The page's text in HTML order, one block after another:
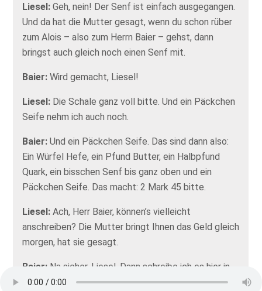
Liesel: Geh, nein! Der Senf ist einfach ausgegangen.
Und da hat die Mutter gesagt, wenn du schon rüber
zum Alois – also zum Herrn Baier – gehst, dann
bringst auch gleich noch einen Senf mit.
Baier: Wird gemacht, Liesel!
Liesel: Die Schale ganz voll bitte. Und ein Päckchen
Seife nehm ich auch noch.
Baier: Und ein Päckchen Seife. Das sind dann also:
Ein Würfel Hefe, ein Pfund Butter, ein Halbpfund
Quark, ein bisschen Senf bis ganz oben und ein
Päckchen Seife. Das macht: 2 Mark 45 bitte.
Liesel: Ach, Herr Baier, können’s vielleicht
anschreiben? Die Mutter bringt Ihnen das Geld gleich
morgen, hat sie gesagt.
Baier: Na sicher, Liesel. Dann schreibe ich es hier in
mein dickes, schlaues Buch: Mutter vom Liesel: 2